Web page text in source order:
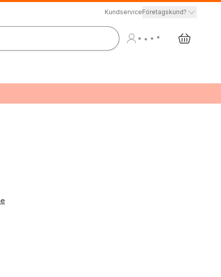
KundserviceFöretagskund?